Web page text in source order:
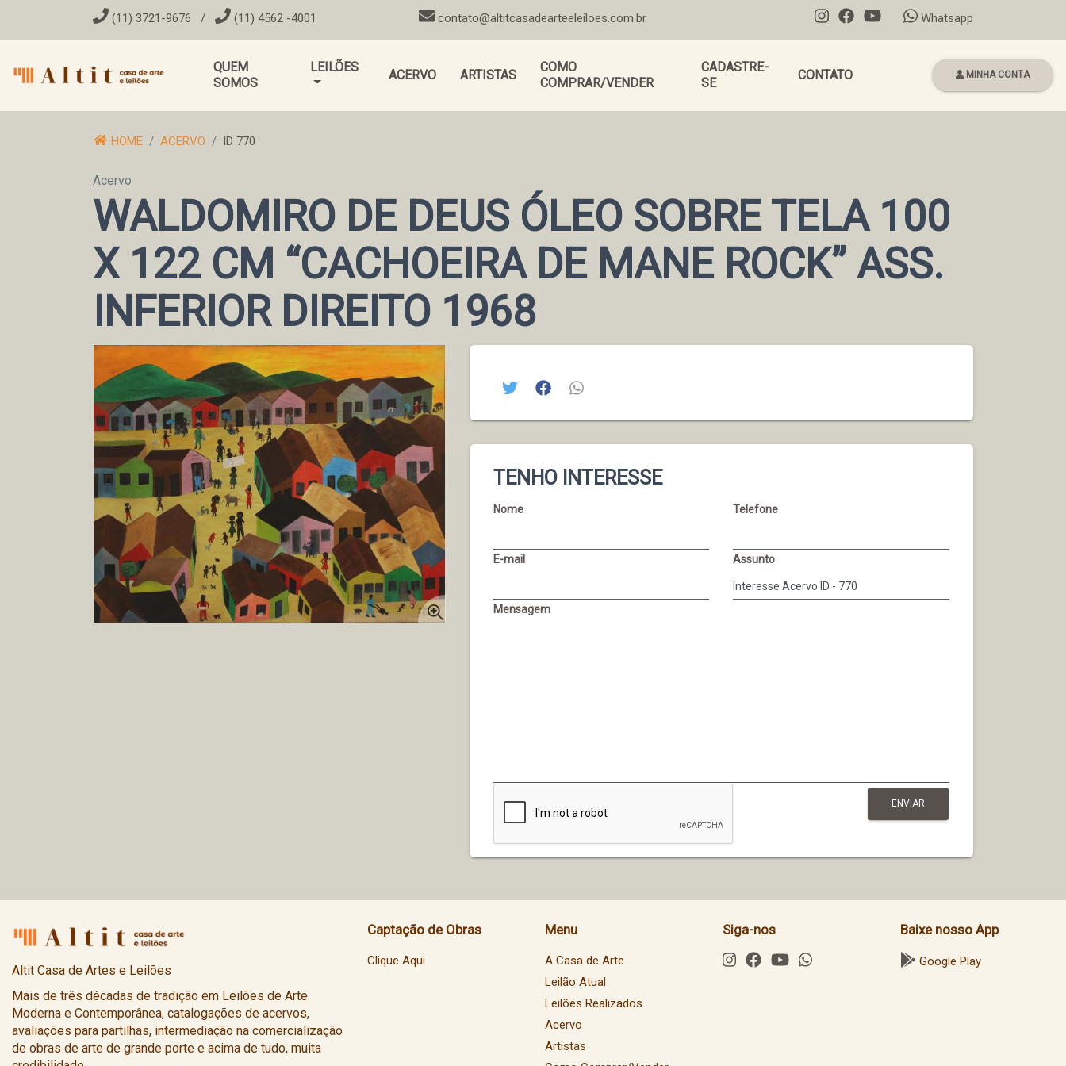
(11) 3721-9676 / (11) 4562 -4001 contato@altitcasadearteeleiloes.com.br Whatsapp
QUEM
SOMOS
LEILÕES
ACERVO ARTISTAS
COMO
COMPRAR/VENDER
CADASTRE-
SE
CONTATO MINHA CONTA
HOME ACERVO ID 770
Acervo
WALDOMIRO DE DEUS ÓLEO SOBRE TELA 100
X 122 CM “CACHOEIRA DE MANE ROCK” ASS.
INFERIOR DIREITO 1968
TENHO INTERESSE
Nome Telefone
E-mail Assunto
Mensagem
Altit Casa de Artes e Leilões
Mais de três décadas de tradição em Leilões de Arte
Moderna e Contemporânea, catalogações de acervos,
avaliações para partilhas, intermediação na comercialização
de obras de arte de grande porte e acima de tudo, muita
Captação de Obras
Clique Aqui
Menu
A Casa de Arte
Leilão Atual
Leilões Realizados
Acervo
Artistas
Siga-nos Baixe nosso App
Google Play